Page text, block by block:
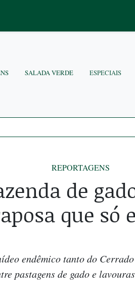
SALADA VERDE ESPECIAIS
REPORTAGENS
de
que só
endêmico tanto do
pastagens de gado e